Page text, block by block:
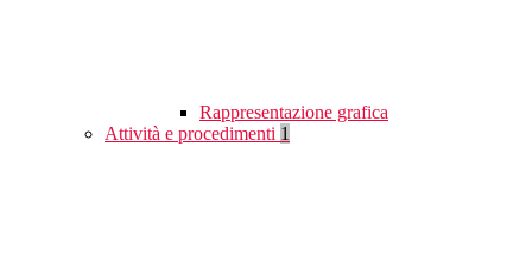
Rappresentazione grafica
Attività e procedimenti 1